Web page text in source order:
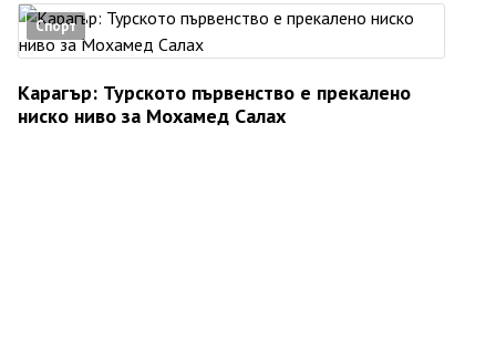
Спорт
Карагър: Турското първенство е прекалено
ниско ниво за Мохамед Салах